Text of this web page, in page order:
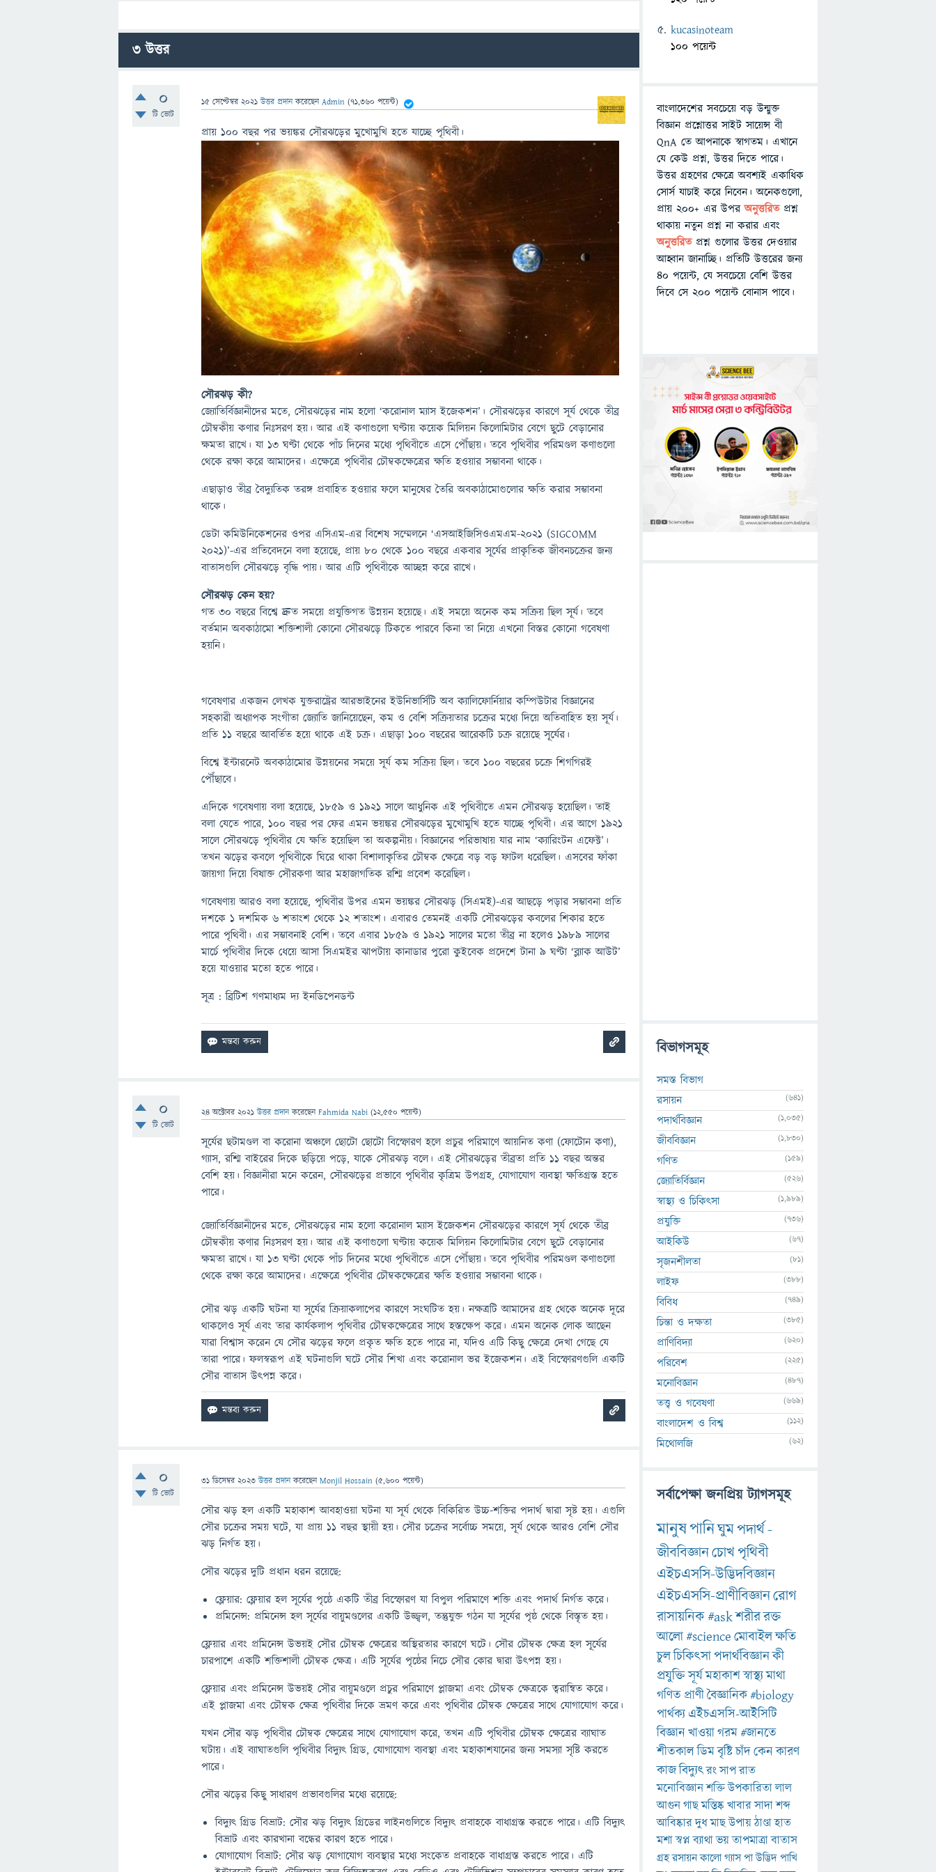
3উত্তর
0
টি ভোট
15 সেপ্টেম্বর 2021 উত্তর প্রদান করেছেনAdmin (71,360 পয়েন্ট)
প্রায় ১০০ বছর পর ভয়ঙ্কর সৌরঝড়ের মুখোমুখি হতে যাচ্ছে পৃথিবী।
সৌরঝড় কী?
জ্যোতির্বিজ্ঞানীদের মতে, সৌরঝড়ের নাম হলো ‘করোনাল ম্যাস ইজেকশন’। সৌরঝড়ের কারণে সূর্য থেকে তীব্র
চৌম্বকীয় কণার নিঃসরণ হয়। আর এই কণাগুলো ঘণ্টায় কয়েক মিলিয়ন কিলোমিটার বেগে ছুটে বেড়ানোর
ক্ষমতা রাখে। যা ১৩ ঘণ্টা থেকে পাঁচ দিনের মধ্যে পৃথিবীতে এসে পৌঁছায়। তবে পৃথিবীর পরিমণ্ডল কণাগুলো
থেকে রক্ষা করে আমাদের। এক্ষেত্রে পৃথিবীর চৌম্বকক্ষেত্রের ক্ষতি হওয়ার সম্ভাবনা থাকে।
এছাড়াও তীব্র বৈদ্যুতিক তরঙ্গ প্রবাহিত হওয়ার ফলে মানুষের তৈরি অবকাঠামোগুলোর ক্ষতি করার সম্ভাবনা
থাকে।
ডেটা কমিউনিকেশনের ওপর এসিএম-এর বিশেষ সম্মেলনে ‘এসআইজিসিওএমএম-২০২১ (SIGCOMM
2021)’-এর প্রতিবেদনে বলা হয়েছে, প্রায় ৮০ থেকে ১০০ বছরে একবার সূর্যের প্রাকৃতিক জীবনচক্রের জন্য
বাতাসগুলি সৌরঝড়ে বৃদ্ধি পায়। আর এটি পৃথিবীকে আচ্ছন্ন করে রাখে।
সৌরঝড় কেন হয়?
গত ৩০ বছরে বিশ্বে দ্রুত সময়ে প্রযুক্তিগত উন্নয়ন হয়েছে। এই সময়ে অনেক কম সক্রিয় ছিল সূর্য। তবে
বর্তমান অবকাঠামো শক্তিশালী কোনো সৌরঝড়ে টিকতে পারবে কিনা তা নিয়ে এখনো বিস্তর কোনো গবেষণা
হয়নি।
গবেষণার একজন লেখক যুক্তরাষ্ট্রের আরভাইনের ইউনিভার্সিটি অব ক্যালিফোর্নিয়ার কম্পিউটার বিজ্ঞানের
সহকারী অধ্যাপক সংগীতা জ্যোতি জানিয়েছেন, কম ও বেশি সক্রিয়তার চক্রের মধ্যে দিয়ে অতিবাহিত হয় সূর্য।
প্রতি ১১ বছরে আবর্তিত হয়ে থাকে এই চক্র। এছাড়া ১০০ বছরের আরেকটি চক্র রয়েছে সূর্যের।
বিশ্বে ইন্টারনেট অবকাঠামোর উন্নয়নের সময়ে সূর্য কম সক্রিয় ছিল। তবে ১০০ বছরের চক্রে শিগগিরই
পৌঁছাবে।
এদিকে গবেষণায় বলা হয়েছে, ১৮৫৯ ও ১৯২১ সালে আধুনিক এই পৃথিবীতে এমন সৌরঝড় হয়েছিল। তাই
বলা যেতে পারে, ১০০ বছর পর ফের এমন ভয়ঙ্কর সৌরঝড়ের মুখোমুখি হতে যাচ্ছে পৃথিবী। এর আগে ১৯২১
সালে সৌরঝড়ে পৃথিবীর যে ক্ষতি হয়েছিল তা অকল্পনীয়। বিজ্ঞানের পরিভাষায় যার নাম ‘ক্যারিংটন এফেক্ট’।
তখন ঝড়ের কবলে পৃথিবীকে ঘিরে থাকা বিশালাকৃতির চৌম্বক ক্ষেত্রে বড় বড় ফাটল ধরেছিল। এসবের ফাঁকা
জায়গা দিয়ে বিষাক্ত সৌরকণা আর মহাজাগতিক রশ্মি প্রবেশ করেছিল।
গবেষণায় আরও বলা হয়েছে, পৃথিবীর উপর এমন ভয়ঙ্কর সৌরঝড় (সিএমই)-এর আছড়ে পড়ার সম্ভাবনা প্রতি
দশকে ১ দশমিক ৬ শতাংশ থেকে ১২ শতাংশ। এবারও তেমনই একটি সৌরঝড়ের কবলের শিকার হতে
পারে পৃথিবী। এর সম্ভাবনাই বেশি। তবে এবার ১৮৫৯ ও ১৯২১ সালের মতো তীব্র না হলেও ১৯৮৯ সালের
মার্চে পৃথিবীর দিকে ধেয়ে আসা সিএমইর ঝাপটায় কানাডার পুরো কুইবেক প্রদেশে টানা ৯ ঘণ্টা ‘ব্ল্যাক আউট’
হয়ে যাওয়ার মতো হতে পারে।
সূত্র : ব্রিটিশ গণমাধ্যম দ্য ইনডিপেনডন্ট
0
টি ভোট
24 অক্টোবর 2021 উত্তর প্রদান করেছেনFahmida Nabi (12,550 পয়েন্ট)
সূর্যের ছটামণ্ডল বা করােনা অঞ্চলে ছােটো ছােটো বিস্ফোরণ হলে প্রচুর পরিমাণে আয়নিত কণা (ফোটোন কণা),
গ্যাস, রশ্মি বাইরের দিকে ছড়িয়ে পড়ে, যাকে সৌরঝড় বলে। এই সৌরঝড়ের তীব্রতা প্রতি 11 বছর অন্তর
বেশি হয়। বিজ্ঞানীরা মনে করেন, সৌরঝড়ের প্রভাবে পৃথিবীর কৃত্রিম উপগ্রহ, যােগাযােগ ব্যবস্থা ক্ষতিগ্রস্ত হতে
পারে।
জ্যোতির্বিজ্ঞানীদের মতে, সৌরঝড়ের নাম হলো করোনাল ম্যাস ইজেকশন সৌরঝড়ের কারণে সূর্য থেকে তীব্র
চৌম্বকীয় কণার নিঃসরণ হয়। আর এই কণাগুলো ঘণ্টায় কয়েক মিলিয়ন কিলোমিটার বেগে ছুটে বেড়ানোর
ক্ষমতা রাখে। যা ১৩ ঘণ্টা থেকে পাঁচ দিনের মধ্যে পৃথিবীতে এসে পৌঁছায়। তবে পৃথিবীর পরিমণ্ডল কণাগুলো
থেকে রক্ষা করে আমাদের। এক্ষেত্রে পৃথিবীর চৌম্বকক্ষেত্রের ক্ষতি হওয়ার সম্ভাবনা থাকে।
সৌর ঝড় একটি ঘটনা যা সূর্যের ক্রিয়াকলাপের কারণে সংঘটিত হয়। নক্ষত্রটি আমাদের গ্রহ থেকে অনেক দূরে
থাকলেও সূর্য এবং তার কার্যকলাপ পৃথিবীর চৌম্বকক্ষেত্রের সাথে হস্তক্ষেপ করে। এমন অনেক লোক আছেন
যারা বিশ্বাস করেন যে সৌর ঝড়ের ফলে প্রকৃত ক্ষতি হতে পারে না, যদিও এটি কিছু ক্ষেত্রে দেখা গেছে যে
তারা পারে। ফলস্বরূপ এই ঘটনাগুলি ঘটে সৌর শিখা এবং করোনাল ভর ইজেকশন। এই বিস্ফোরণগুলি একটি
সৌর বাতাস উৎপন্ন করে।
0
টি ভোট
31 ডিসেম্বর 2023 উত্তর প্রদান করেছেনMonjil Hossain (5,600 পয়েন্ট)
সৌর ঝড় হল একটি মহাকাশ আবহাওয়া ঘটনা যা সূর্য থেকে বিকিরিত উচ্চ-শক্তির পদার্থ দ্বারা সৃষ্ট হয়। এগুলি
সৌর চক্রের সময় ঘটে, যা প্রায় ১১ বছর স্থায়ী হয়। সৌর চক্রের সর্বোচ্চ সময়ে, সূর্য থেকে আরও বেশি সৌর
ঝড় নির্গত হয়।
সৌর ঝড়ের দুটি প্রধান ধরন রয়েছে:
ফ্লেয়ার: ফ্লেয়ার হল সূর্যের পৃষ্ঠে একটি তীব্র বিস্ফোরণ যা বিপুল পরিমাণে শক্তি এবং পদার্থ নির্গত করে।
প্রমিনেন্স: প্রমিনেন্স হল সূর্যের বায়ুমণ্ডলের একটি উজ্জ্বল, তন্তুযুক্ত গঠন যা সূর্যের পৃষ্ঠ থেকে বিস্তৃত হয়।
ফ্লেয়ার এবং প্রমিনেন্স উভয়ই সৌর চৌম্বক ক্ষেত্রের অস্থিরতার কারণে ঘটে। সৌর চৌম্বক ক্ষেত্র হল সূর্যের
চারপাশে একটি শক্তিশালী চৌম্বক ক্ষেত্র। এটি সূর্যের পৃষ্ঠের নিচে সৌর কোর দ্বারা উৎপন্ন হয়।
ফ্লেয়ার এবং প্রমিনেন্স উভয়ই সৌর বায়ুমণ্ডলে প্রচুর পরিমাণে প্লাজমা এবং চৌম্বক ক্ষেত্রকে ত্বরান্বিত করে।
এই প্লাজমা এবং চৌম্বক ক্ষেত্র পৃথিবীর দিকে ভ্রমণ করে এবং পৃথিবীর চৌম্বক ক্ষেত্রের সাথে যোগাযোগ করে।
যখন সৌর ঝড় পৃথিবীর চৌম্বক ক্ষেত্রের সাথে যোগাযোগ করে, তখন এটি পৃথিবীর চৌম্বক ক্ষেত্রের ব্যাঘাত
ঘটায়। এই ব্যাঘাতগুলি পৃথিবীর বিদ্যুৎ গ্রিড, যোগাযোগ ব্যবস্থা এবং মহাকাশযানের জন্য সমস্যা সৃষ্টি করতে
পারে।
সৌর ঝড়ের কিছু সাধারণ প্রভাবগুলির মধ্যে রয়েছে:
বিদ্যুৎ গ্রিড বিভ্রাট: সৌর ঝড় বিদ্যুৎ গ্রিডের লাইনগুলিতে বিদ্যুৎ প্রবাহকে বাধাগ্রস্ত করতে পারে। এটি বিদ্যুৎ
বিভ্রাট এবং কারখানা বন্ধের কারণ হতে পারে।
যোগাযোগ বিভ্রাট: সৌর ঝড় যোগাযোগ ব্যবস্থার মধ্যে সংকেত প্রবাহকে বাধাগ্রস্ত করতে পারে। এটি
kucasinoteam
100 পয়েন্ট
বাংলাদেশের সবচেয়ে বড় উন্মুক্ত
বিজ্ঞান প্রশ্নোত্তর সাইট সায়েন্স বী
QnA তে আপনাকে স্বাগতম। এখানে
যে কেউ প্রশ্ন, উত্তর দিতে পারে।
উত্তর গ্রহণের ক্ষেত্রে অবশ্যই একাধিক
সোর্স যাচাই করে নিবেন। অনেকগুলো,
প্রায় ২০০+ এর উপরঅনুত্তরিতপ্রশ্ন
থাকায় নতুন প্রশ্ন না করার এবং
অনুত্তরিত প্রশ্ন গুলোর উত্তর দেওয়ার
আহ্বান জানাচ্ছি। প্রতিটি উত্তরের জন্য
৪০ পয়েন্ট, যে সবচেয়ে বেশি উত্তর
দিবে সে ২০০ পয়েন্ট বোনাস পাবে।
বিভাগসমূহ
সমস্ত বিভাগ
রসায়ন
(641)
পদার্থবিজ্ঞান (1,035)
জীববিজ্ঞান (1,830)
গণিত (159)
জ্যোতির্বিজ্ঞান (526)
স্বাস্থ্য ও চিকিৎসা (1,989)
প্রযুক্তি (736)
আইকিউ (67)
সৃজনশীলতা (81)
লাইফ (388)
বিবিধ (749)
চিন্তা ও দক্ষতা (385)
প্রাণিবিদ্যা (620)
পরিবেশ (225)
মনোবিজ্ঞান (487)
তত্ত্ব ও গবেষণা (669)
বাংলাদেশ ও বিশ্ব (112)
মিথোলজি (62)
সর্বাপেক্ষা জনপ্রিয় ট্যাগসমূহ
মানুষপানিঘুমপদার্থ-
জীববিজ্ঞানচোখপৃথিবী
এইচএসসি-উদ্ভিদবিজ্ঞান
এইচএসসি-প্রাণীবিজ্ঞানরোগ
রাসায়নিক#askশরীররক্ত
আলো#scienceমোবাইলক্ষতি
চুলচিকিৎসাপদার্থবিজ্ঞানকী
প্রযুক্তিসূর্যমহাকাশস্বাস্থ্যমাথা
গণিত প্রাণীবৈজ্ঞানিক#biology
পার্থক্য এইচএসসি-আইসিটি
বিজ্ঞানখাওয়াগরম#জানতে
শীতকালডিমবৃষ্টিচাঁদকেনকারণ
কাজবিদ্যুৎরংসাপরাত
মনোবিজ্ঞানশক্তিউপকারিতালাল
আগুনগাছমস্তিষ্কখাবারসাদাশব্দ
আবিষ্কারদুধমাছউপায়ঠাণ্ডাহাত
মশাস্বপ্নব্যাথাভয়তাপমাত্রাবাতাস
গ্রহরসায়নকালোগ্যাসপাউদ্ভিদপাখি